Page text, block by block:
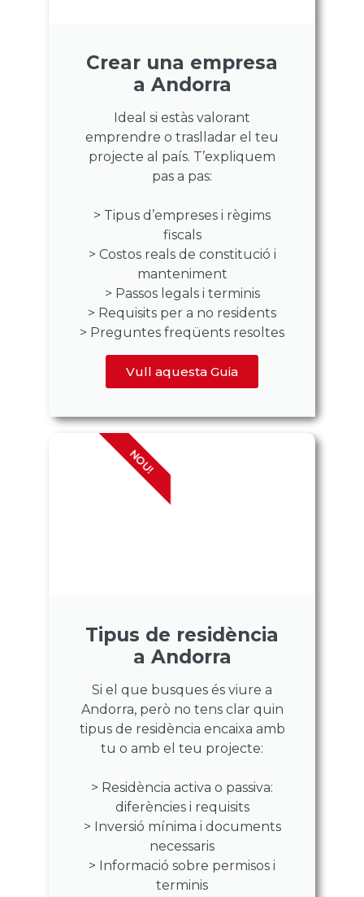
Crear una empresa
a Andorra
Ideal si estàs valorant
emprendre o traslladar el teu
projecte al país. T’expliquem
pas a pas:
> Tipus d’empreses i règims
fiscals
> Costos reals de constitució i
manteniment
> Passos legals i terminis
> Requisits per a no residents
> Preguntes freqüents resoltes
Vull aquesta Guia
Tipus de residència
a Andorra
Si el que busques és viure a
Andorra, però no tens clar quin
tipus de residència encaixa amb
tu o amb el teu projecte:
> Residència activa o passiva:
diferències i requisits
> Inversió mínima i documents
necessaris
> Informació sobre permisos i
terminis
NOU!